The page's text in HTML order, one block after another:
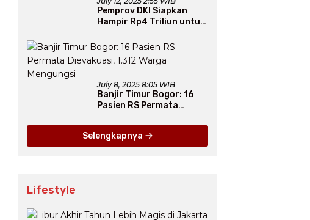
Pemprov DKI Siapkan
Hampir Rp4 Triliun untuk
Secara Jangka Panjang
July 8, 2025 8:05 WIB
Banjir Timur Bogor: 16
Pasien RS Permata
Mengungsi
Selengkapnya
Lifestyle